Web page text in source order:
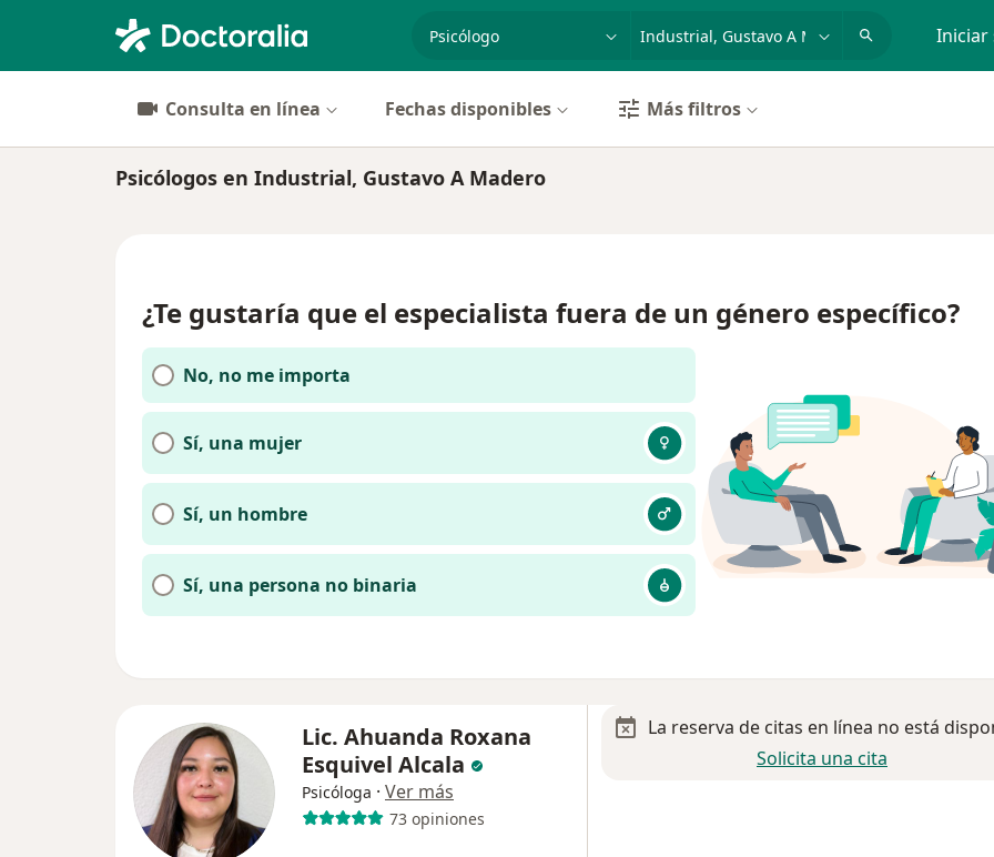
especialidad, enfermedad o nombre Iniciar
Consulta en línea Fechas disponibles Más filtros
Psicólogos en Industrial, Gustavo A Madero
¿Te gustaría que el especialista fuera de un género específico?
No, no me importa
Sí, una mujer
Sí, un hombre
Sí, una persona no binaria
Lic. Ahuanda Roxana
Esquivel Alcala
Psicóloga · Ver más
73 opiniones
La reserva de citas en línea no está
Solicita una cita